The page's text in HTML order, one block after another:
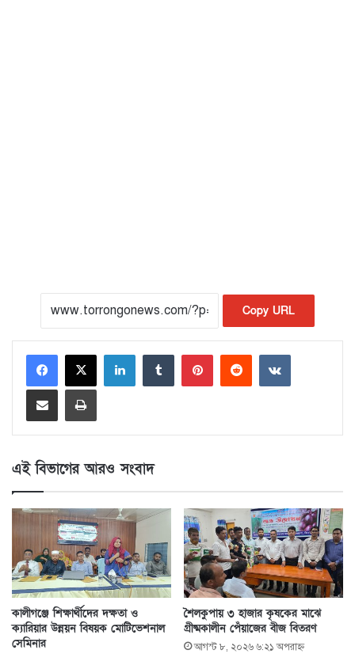
Copy URL
LinkedIn
এই বিভাগের আরও সংবাদ
কালীগঞ্জে শিক্ষার্থীদের দক্ষতা ও
ক্যারিয়ার উন্নয়ন বিষয়ক মোটিভেশনাল
সেমিনার
শৈলকুপায় ৩ হাজার কৃষকের মাঝে
গ্রীষ্মকালীন পেঁয়াজের বীজ বিতরণ
আগস্ট ৮, ২০২৬ ৬:২১ অপরাহ্ণ